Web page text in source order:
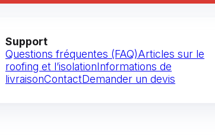
Support
Questions fréquentes (FAQ)Articles sur le
roofing et l’isolationInformations de
livraisonContactDemander un devis